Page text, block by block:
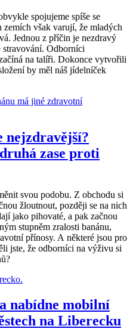
spojujeme spíše se
však varují, že mladých
Jednou z příčin je nezdravý
stravování. Odborníci
na talíři. Dokonce vytvořili
by měl náš jídelníček
nejzdravější?
zase proti
svou podobu. Z obchodu si
žloutnout, později se na nich
jako pihovaté, a pak začnou
stupněm zralosti banánu,
přínosy. A některé jsou pro
jste, že odborníci na výživu si
nabídne mobilní
na Liberecku